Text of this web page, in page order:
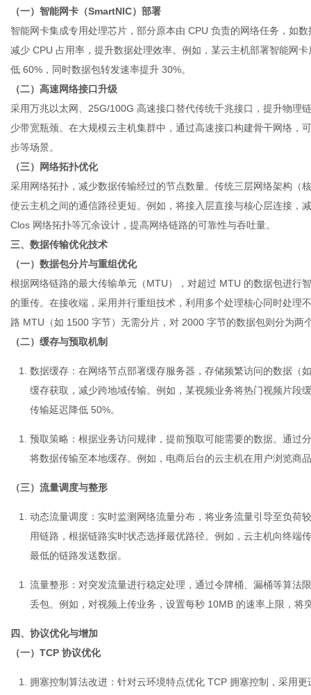
（一）智能网卡（SmartNIC）部署
智能网卡集成专用处理芯片，部分原本由 CPU 负责的网络任务，如
减少 CPU 占用率，提升数据处理效率。例如，某云主机部署智能网
低 60%，同时数据包转发速率提升 30%。
（二）高速网络接口升级
采用万兆以太网、25G/100G 高速接口替代传统千兆接口，提升物理
少带宽瓶颈。在大规模云主机集群中，通过高速接口构建骨干网络，
步等场景。
（三）网络拓扑优化
采用网络拓扑，减少数据传输经过的节点数量。传统三层网络架构（
使云主机之间的通信路径更短。例如，将接入层直接与核心层连接，
Clos 网络拓扑等冗余设计，提高网络链路的可靠性与吞吐量。
三、数据传输优化技术
（一）数据包分片与重组优化
根据网络链路的最大传输单元（MTU），对超过 MTU 的数据包进行
的重传。在接收端，采用并行重组技术，利用多个处理核心同时处理
路 MTU（如 1500 字节）无需分片，对 2000 字节的数据包则分为两
（二）缓存与预取机制
数据缓存 ：在网络节点部署缓存服务器，存储频繁访问的数据
缓存获取，减少跨地域传输。例如，某视频业务将热门视频片段
传输延迟降低 50%。
预取策略 ：根据业务访问规律，提前预取可能需要的数据。通
将数据传输至本地缓存。例如，电商后台的云主机在用户浏览商
（三）流量调度与整形
动态流量调度 ：实时监测网络流量分布，将业务流量引导至负
用链路，根据链路实时状态选择最优路径。例如，云主机向终端
最低的链路发送数据。
流量整形 ：对突发流量进行稳定处理，通过令牌桶、漏桶等算
丢包。例如，对视频上传业务，设置每秒 10MB 的速率上限，
四、协议优化与增加
（一）TCP 协议优化
拥塞控制算法改进 ：针对云环境特点优化 TCP 拥塞控制，采用